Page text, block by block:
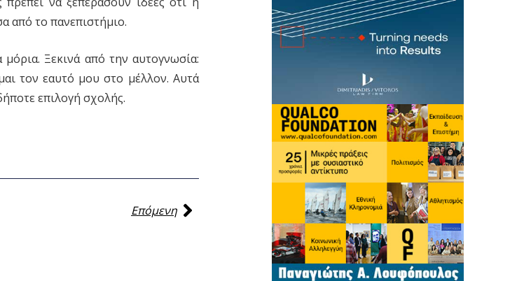
από το πανεπιστήμιο.
Ξεκινά από την αυτογνωσία:
τον εαυτό μου στο μέλλον. Αυτά
επιλογή σχολής.
Επόμενη